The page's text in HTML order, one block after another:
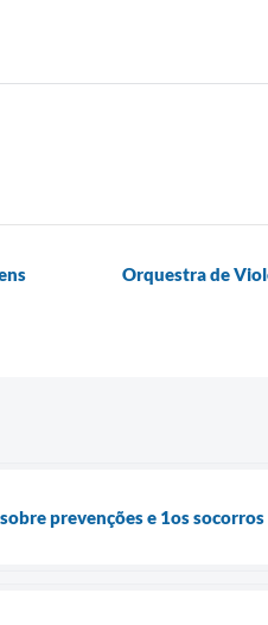
Orquestra de
prevenções e 1os socorros